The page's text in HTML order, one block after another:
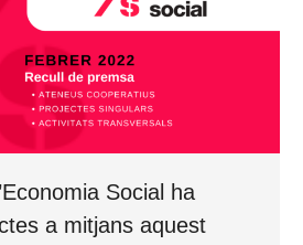
Social ha
a mitjans aquest